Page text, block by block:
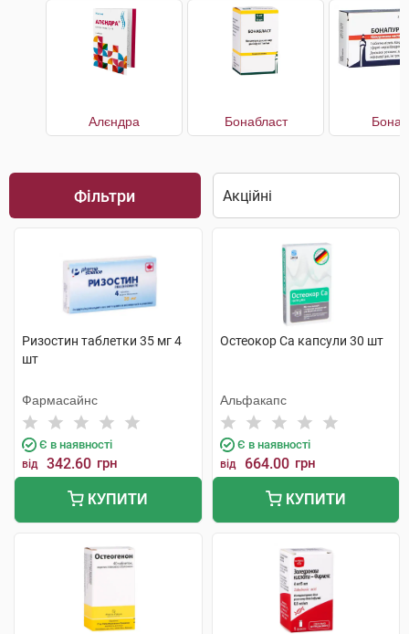
Алєндра Бонабласт
Фільтри
Ризостин таблетки 35 мг 4
шт
Фармасайнс
Є в наявності
від 342.60 грн
КУПИТИ
Остеокор Cа капсули 30 шт
Альфакапс
Є в наявності
від 664.00 грн
КУПИТИ